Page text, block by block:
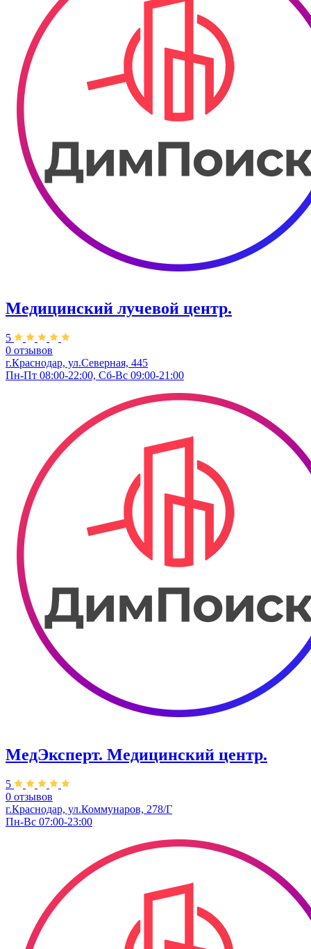
Медицинский лучевой центр.
5
0 отзывов
г.Краснодар, ул.​Северная, 445
Пн-Пт 08:00-22:00, Сб-Вс 09:00-21:00
МедЭксперт. Медицинский центр.
5
0 отзывов
г.Краснодар, ул.​Коммунаров, 278/Г
Пн-Вс 07:00-23:00